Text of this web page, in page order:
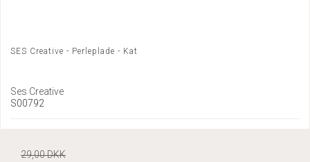
SES Creative - Perleplade - Kat
Ses Creative
S00792
29,00 DKK